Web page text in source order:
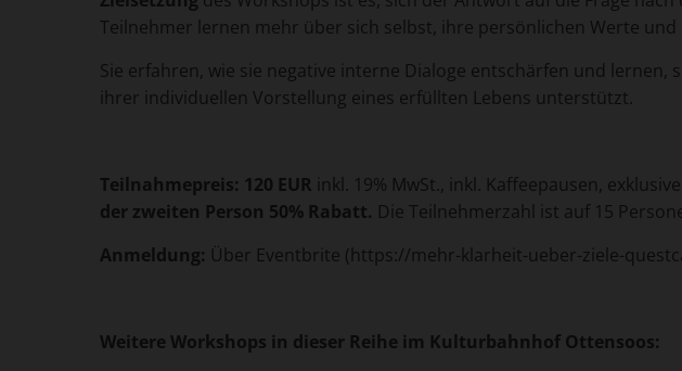
Teilnehmer lernen mehr über sich selbst, ihre persönlichen Werte
Sie erfahren, wie sie negative interne Dialoge entschärfen und
ihrer individuellen Vorstellung eines erfüllten Lebens unterstützt.
Teilnahmepreis: 120 EUR inkl. 19% MwSt., inkl. Kaffeepausen,
der zweiten Person 50% Rabatt. Die Teilnehmerzahl ist auf 15
Anmeldung: Über Eventbrite (https://mehr-klarheit-ueber-ziele-
Weitere Workshops in dieser Reihe im Kulturbahnhof Ottensoos: